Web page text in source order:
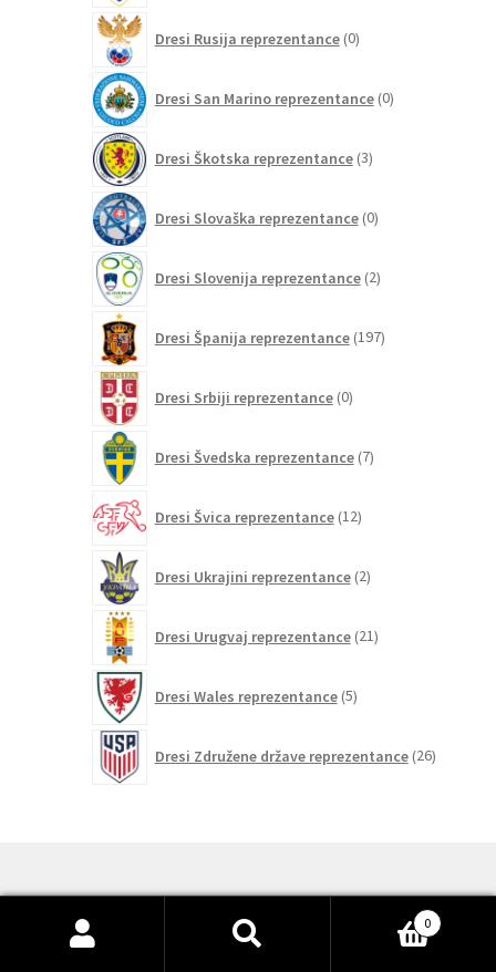
Dresi Rusija reprezentance 0izdelkov
Dresi San Marino reprezentance 0izdelkov
Dresi Škotska reprezentance 3izdelki
Dresi Slovaška reprezentance 0izdelkov
Dresi Slovenija reprezentance 2izdelka
Dresi Španija reprezentance 197izdelkov
Dresi Srbiji reprezentance 0izdelkov
Dresi Švedska reprezentance 7izdelkov
Dresi Švica reprezentance 12izdelkov
Dresi Ukrajini reprezentance 2izdelka
Dresi Urugvaj reprezentance 21izdelkov
Dresi Wales reprezentance 5izdelkov
Dresi Združene države reprezentance 26izdelkov
© Otroški nogometni dresi 2026
0